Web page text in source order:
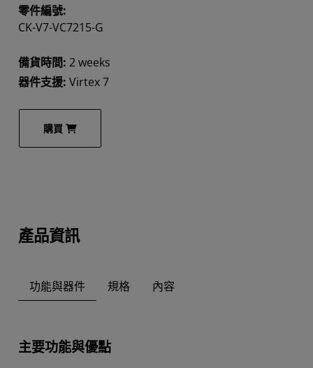
零件編號:
CK-V7-VC7215-G
備貨時間: 2 weeks
器件支援: Virtex 7
購買
產品資訊
功能與器件 規格 內容
主要功能與優點